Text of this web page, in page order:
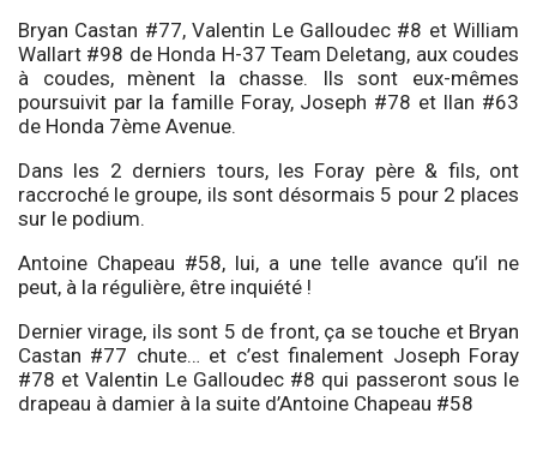
Bryan Castan #77, Valentin Le Galloudec #8 et William
Wallart #98 de Honda H-37 Team Deletang, aux coudes
à coudes, mènent la chasse. Ils sont eux-mêmes
poursuivit par la famille Foray, Joseph #78 et Ilan #63
de Honda 7ème Avenue.
Dans les 2 derniers tours, les Foray père & fils, ont
raccroché le groupe, ils sont désormais 5 pour 2 places
sur le podium.
Antoine Chapeau #58, lui, a une telle avance qu’il ne
peut, à la régulière, être inquiété !
Dernier virage, ils sont 5 de front, ça se touche et Bryan
Castan #77 chute… et c’est finalement Joseph Foray
#78 et Valentin Le Galloudec #8 qui passeront sous le
drapeau à damier à la suite d’Antoine Chapeau #58